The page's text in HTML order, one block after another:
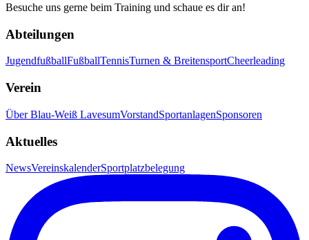
Besuche uns gerne beim Training und schaue es dir an!
Abteilungen
JugendfußballFußballTennisTurnen & BreitensportCheerleading
Verein
Über Blau-Weiß LavesumVorstandSportanlagenSponsoren
Aktuelles
NewsVereinskalenderSportplatzbelegung